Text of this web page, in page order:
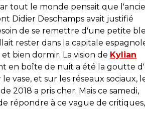
tout le monde pensait que
Didier Deschamps avait justifié
de se remettre d'une petite
rester dans la capitale
bien dormir. La vision de Kylian
en boîte de nuit a été la goutte
vase, et sur les réseaux sociaux,
2018 a pris cher. Mais ce samedi,
répondre à ce vague de